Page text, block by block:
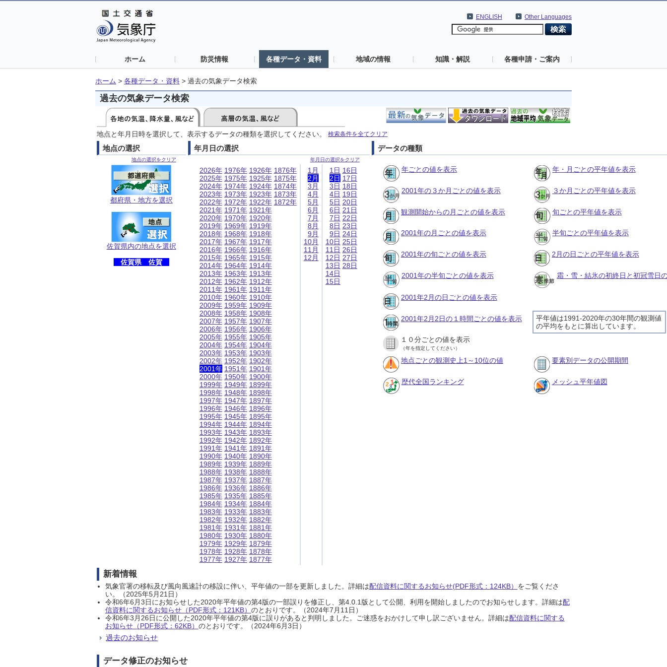
Other Languages
ENGLISH
ホーム 防災情報 各種データ・資料 地域の情報 知識・解説 各種申請・ご案内
ホーム > 各種データ・資料 > 過去の気象データ検索
過去の気象データ検索
地点と年月日時を選択して、表示するデータの種類を選択してください。 検索条件を全てクリア
地点の選択
地点の選択をクリア
都府県・地方を選択
佐賀県内の地点を選択
佐賀県 佐賀
年月日の選択
年月日の選択をクリア
2026年
2025年
2024年
2023年
2022年
2021年
2020年
2019年
2018年
2017年
2016年
2015年
2014年
2013年
2012年
2011年
2010年
2009年
2008年
2007年
2006年
2005年
2004年
2003年
2002年
2001年
2000年
1999年
1998年
1997年
1996年
1995年
1994年
1993年
1992年
1991年
1990年
1989年
1988年
1987年
1986年
1985年
1984年
1983年
1982年
1981年
1980年
1979年
1978年
1977年
1976年
1975年
1974年
1973年
1972年
1971年
1970年
1969年
1968年
1967年
1966年
1965年
1964年
1963年
1962年
1961年
1960年
1959年
1958年
1957年
1956年
1955年
1954年
1953年
1952年
1951年
1950年
1949年
1948年
1947年
1946年
1945年
1944年
1943年
1942年
1941年
1940年
1939年
1938年
1937年
1936年
1935年
1934年
1933年
1932年
1931年
1930年
1929年
1928年
1927年
1926年
1925年
1924年
1923年
1922年
1921年
1920年
1919年
1918年
1917年
1916年
1915年
1914年
1913年
1912年
1911年
1910年
1909年
1908年
1907年
1906年
1905年
1904年
1903年
1902年
1901年
1900年
1899年
1898年
1897年
1896年
1895年
1894年
1893年
1892年
1891年
1890年
1889年
1888年
1887年
1886年
1885年
1884年
1883年
1882年
1881年
1880年
1879年
1878年
1877年
1876年
1875年
1874年
1873年
1872年
1月
2月
3月
4月
5月
6月
7月
8月
9月
10月
11月
12月
1日
2日
3日
4日
5日
6日
7日
8日
9日
10日
11日
12日
13日
14日
15日
16日
17日
18日
19日
20日
21日
22日
23日
24日
25日
26日
27日
28日
データの種類
年ごとの値を表示 年・月ごとの平年値を表示
2001年の３か月ごとの値を表示 ３か月ごとの平年値を表示
観測開始からの月ごとの値を表示 旬ごとの平年値を表示
2001年の月ごとの値を表示 半旬ごとの平年値を表示
2001年の旬ごとの値を表示 2月の日ごとの平年値を表示
2001年の半旬ごとの値を表示 霜・雪・結氷の初終日と初冠雪日
2001年2月の日ごとの値を表示
平年値は1991-2020年の30年間の観測値
の平均をもとに算出しています。
2001年2月2日の１時間ごとの値を表示
１０分ごとの値を表示
（年を指定してください）
地点ごとの観測史上1～10位の値 要素別データの公開期間
歴代全国ランキング メッシュ平年値図
新着情報
気象官署の移転及び風向風速計の移設に伴い、平年値の一部を更新しました。詳細は配信資料に関するお知らせ(PDF形式：124KB） をご覧くださ
い。（2025年5月21日）
令和6年6月3日にお知らせした2020年平年値の第4版の一部誤りを修正し、第4.0.1版として公開、利用を開始しましたのでお知らせします。詳細は配
信資料に関するお知らせ（PDF形式：121KB） のとおりです。（2024年7月11日）
令和6年3月26日に公開した2020年平年値の第4版に誤りがあると判明しました。ご迷惑をおかけして申し訳ございません。詳細は配信資料に関する
お知らせ（PDF形式：62KB） のとおりです。（2024年6月3日）
過去のお知らせ
データ修正のお知らせ